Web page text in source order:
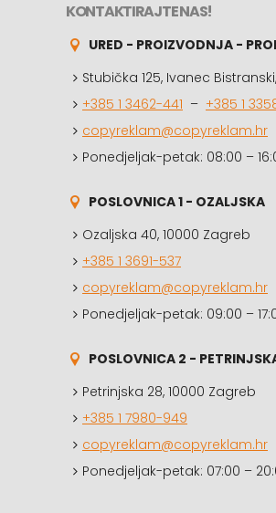
KONTAKTIRAJTE NAS!
URED - PROIZVODNJA -
Stubička 125, Ivanec
+385 1 3462-441 – +385 1
copyreklam@copyreklam.hr
Ponedjeljak-petak: 08:00 –
POSLOVNICA 1 - OZALJSKA
Ozaljska 40, 10000 Zagreb
+385 1 3691-537
copyreklam@copyreklam.hr
Ponedjeljak-petak: 09:00 –
POSLOVNICA 2 -
Petrinjska 28, 10000 Zagreb
+385 1 7980-949
copyreklam@copyreklam.hr
Ponedjeljak-petak: 07:00 –